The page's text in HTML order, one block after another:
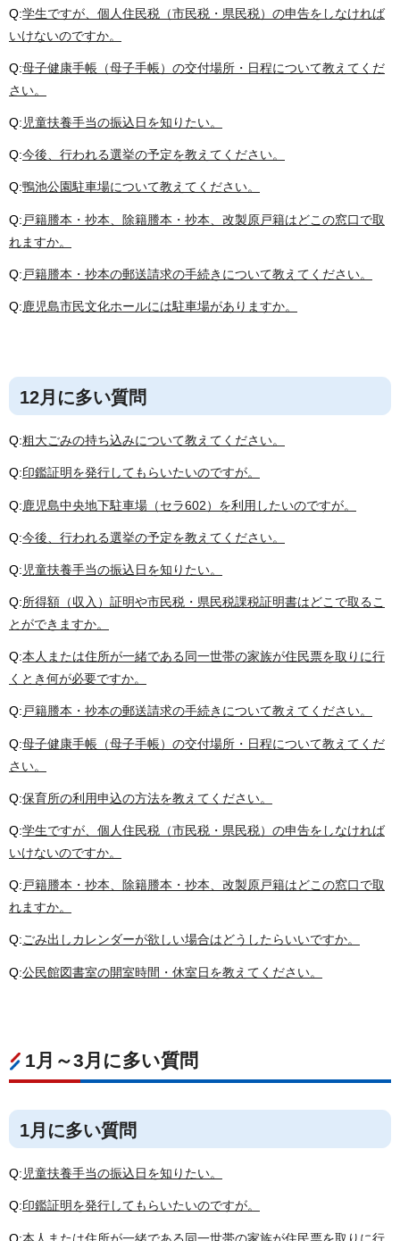
Q:学生ですが、個人住民税（市民税・県民税）の申告をしなければ
いけないのですか。
Q:母子健康手帳（母子手帳）の交付場所・日程について教えてくだ
さい。
Q:児童扶養手当の振込日を知りたい。
Q:今後、行われる選挙の予定を教えてください。
Q:鴨池公園駐車場について教えてください。
Q: 戸籍謄本・抄本、除籍謄本・抄本、改製原戸籍はどこの窓口で取
れますか。
Q: 戸籍謄本・抄本の郵送請求の手続きについて教えてください。
Q:鹿児島市民文化ホールには駐車場がありますか。
12月に多い質問
Q:粗大ごみの持ち込みについて教えてください。
Q:印鑑証明を発行してもらいたいのですが。
Q:鹿児島中央地下駐車場（セラ602）を利用したいのですが。
Q:今後、行われる選挙の予定を教えてください。
Q:児童扶養手当の振込日を知りたい。
Q:所得額（収入）証明や市民税・県民税課税証明書はどこで取るこ
とができますか。
Q:本人または住所が一緒である同一世帯の家族が住民票を取りに行
くとき何が必要ですか。
Q:戸籍謄本・抄本の郵送請求の手続きについて教えてください。
Q:母子健康手帳（母子手帳）の交付場所・日程について教えてくだ
さい。
Q:保育所の利用申込の方法を教えてください。
Q:学生ですが、個人住民税（市民税・県民税）の申告をしなければ
いけないのですか。
Q:戸籍謄本・抄本、除籍謄本・抄本、改製原戸籍はどこの窓口で取
れますか。
Q:ごみ出しカレンダーが欲しい場合はどうしたらいいですか。
Q:公民館図書室の開室時間・休室日を教えてください。
1月～3月に多い質問
1月に多い質問
Q:児童扶養手当の振込日を知りたい。
Q:印鑑証明を発行してもらいたいのですが。
Q:本人または住所が一緒である同一世帯の家族が住民票を取りに行